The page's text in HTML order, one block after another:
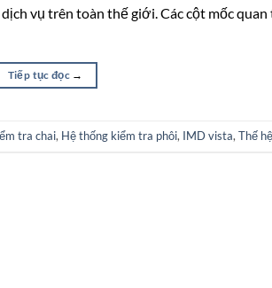
vụ trên toàn thế giới. Các cột mốc
Tiếp tục đọc →
tra chai, Hệ thống kiểm tra phôi, IMD vista, Thế